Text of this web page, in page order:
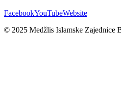
FacebookYouTubeWebsite
© 2025 Medžlis Islamske Zajednice